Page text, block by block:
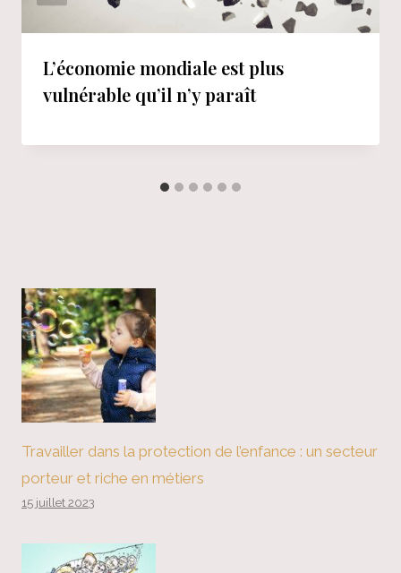
L’économie mondiale est plus
vulnérable qu’il n’y paraît
Travailler dans la protection de l’enfance : un secteur
porteur et riche en métiers
15 juillet 2023